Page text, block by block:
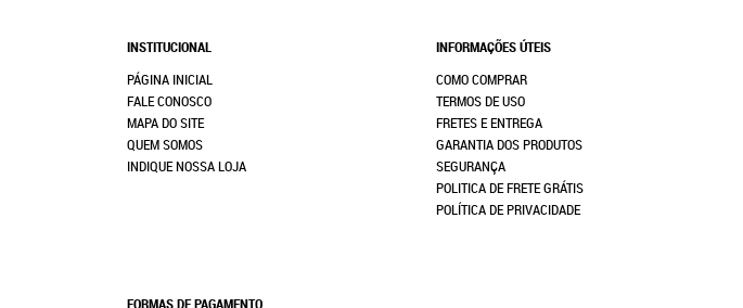
INSTITUCIONAL
PÁGINA INICIAL
FALE CONOSCO
MAPA DO SITE
QUEM SOMOS
INDIQUE NOSSA LOJA
INFORMAÇÕES ÚTEIS
COMO COMPRAR
TERMOS DE USO
FRETES E ENTREGA
GARANTIA DOS PRODUTOS
SEGURANÇA
POLITICA DE FRETE GRÁTIS
POLÍTICA DE PRIVACIDADE
FORMAS DE PAGAMENTO